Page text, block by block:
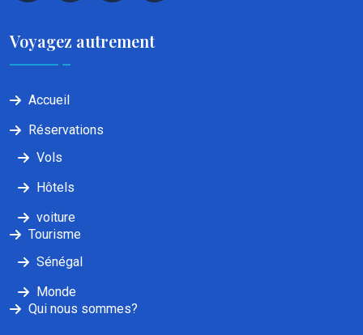
Voyagez autrement
Accueil
Réservations
Vols
Hôtels
voiture
Tourisme
Sénégal
Monde
Qui nous sommes?